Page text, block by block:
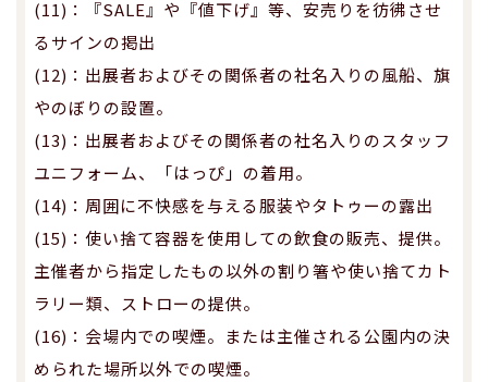
(11)：『SALE』や『値下げ』等、安売りを彷彿させ
るサインの掲出
(12)：出展者およびその関係者の社名入りの風船、旗
やのぼりの設置。
(13)：出展者およびその関係者の社名入りのスタッフ
ユニフォーム、「はっぴ」の着用。
(14)：周囲に不快感を与える服装やタトゥーの露出
(15)：使い捨て容器を使用しての飲食の販売、提供。
主催者から指定したもの以外の割り箸や使い捨てカト
ラリー類、ストローの提供。
(16)：会場内での喫煙。または主催される公園内の決
められた場所以外での喫煙。